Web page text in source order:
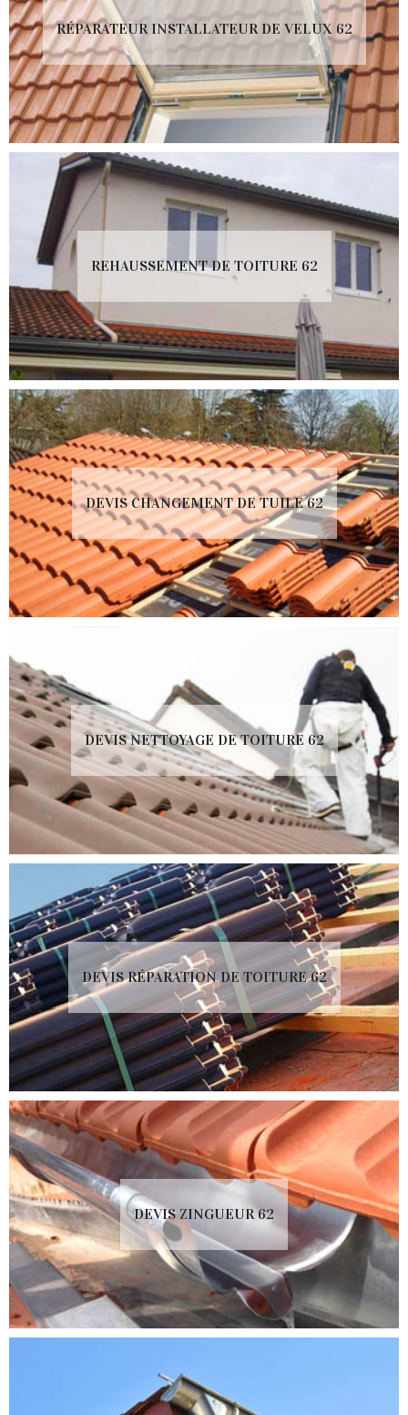
RÉPARATEUR INSTALLATEUR DE VELUX 62
REHAUSSEMENT DE TOITURE 62
DEVIS CHANGEMENT DE TUILE 62
DEVIS NETTOYAGE DE TOITURE 62
DEVIS RÉPARATION DE TOITURE 62
DEVIS ZINGUEUR 62